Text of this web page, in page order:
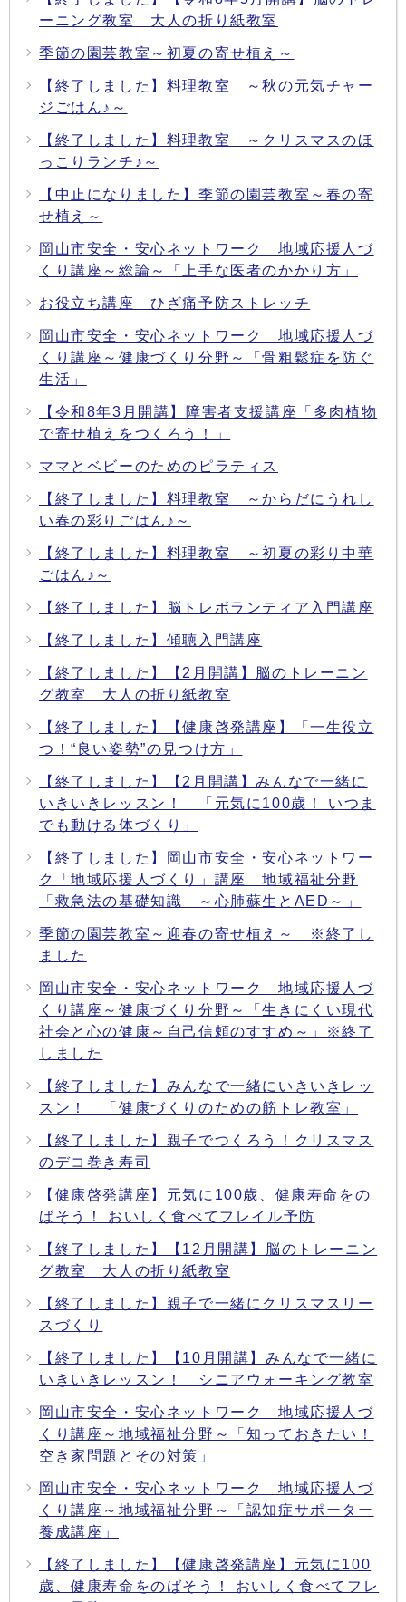
ーニング教室 大人の折り紙教室
季節の園芸教室～初夏の寄せ植え～
【終了しました】料理教室 ～秋の元気チャー
ジごはん♪～
【終了しました】料理教室 ～クリスマスのほ
っこりランチ♪～
【中止になりました】季節の園芸教室～春の寄
せ植え～
岡山市安全・安心ネットワーク 地域応援人づ
くり講座～総論～「上手な医者のかかり方」
お役立ち講座 ひざ痛予防ストレッチ
岡山市安全・安心ネットワーク 地域応援人づ
くり講座～健康づくり分野～「骨粗鬆症を防ぐ
生活」
【令和8年3月開講】障害者支援講座「多肉植物
で寄せ植えをつくろう！」
ママとベビーのためのピラティス
【終了しました】料理教室 ～からだにうれし
い春の彩りごはん♪～
【終了しました】料理教室 ～初夏の彩り中華
ごはん♪～
【終了しました】脳トレボランティア入門講座
【終了しました】傾聴入門講座
【終了しました】【2月開講】脳のトレーニン
グ教室 大人の折り紙教室
【終了しました】【健康啓発講座】「一生役立
つ！“良い姿勢”の見つけ方」
【終了しました】【2月開講】みんなで一緒に
いきいきレッスン！ 「元気に100歳！ いつま
でも動ける体づくり」
【終了しました】岡山市安全・安心ネットワー
ク「地域応援人づくり」講座 地域福祉分野
「救急法の基礎知識 ～心肺蘇生とAED～」
季節の園芸教室～迎春の寄せ植え～ ※終了し
ました
岡山市安全・安心ネットワーク 地域応援人づ
くり講座～健康づくり分野～「生きにくい現代
社会と心の健康～自己信頼のすすめ～」※終了
しました
【終了しました】みんなで一緒にいきいきレッ
スン！ 「健康づくりのための筋トレ教室」
【終了しました】親子でつくろう！クリスマス
のデコ巻き寿司
【健康啓発講座】元気に100歳、健康寿命をの
ばそう！ おいしく食べてフレイル予防
【終了しました】【12月開講】脳のトレーニン
グ教室 大人の折り紙教室
【終了しました】親子で一緒にクリスマスリー
スづくり
【終了しました】【10月開講】みんなで一緒に
いきいきレッスン！ シニアウォーキング教室
岡山市安全・安心ネットワーク 地域応援人づ
くり講座～地域福祉分野～「知っておきたい！
空き家問題とその対策」
岡山市安全・安心ネットワーク 地域応援人づ
くり講座～地域福祉分野～「認知症サポーター
養成講座」
【終了しました】【健康啓発講座】元気に100
歳、健康寿命をのばそう！ おいしく食べてフレ